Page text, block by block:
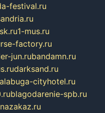
festival.ru
1-mus.ru
factory.ru
jun.rubandamn.ru
darksand.ru
alabuga-cityhotel.ru
blagodarenie-spb.ru